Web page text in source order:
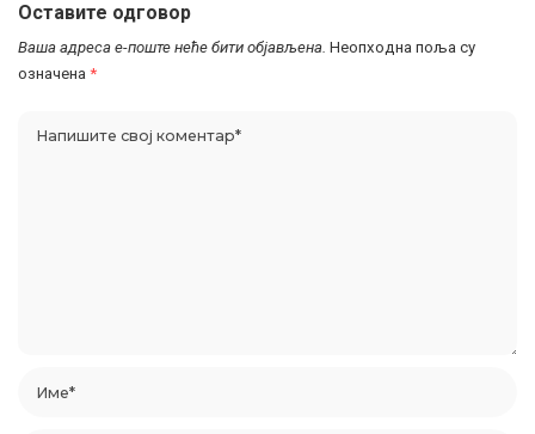
Оставите одговор
Ваша адреса е-поште неће бити објављена. Неопходна поља су
означена *